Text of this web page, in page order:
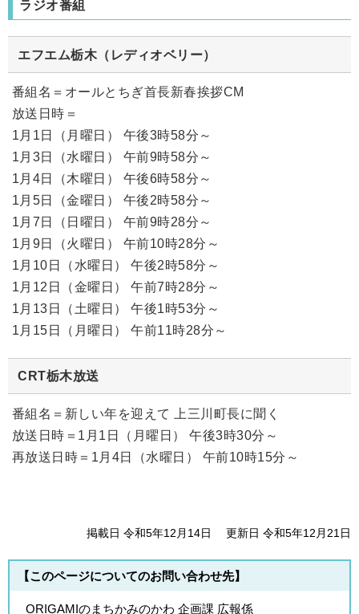
ラジオ番組
エフエム栃木（レディオベリー）
番組名＝オールとちぎ首長新春挨拶CM
放送日時＝
1月1日（月曜日） 午後3時58分～
1月3日（水曜日） 午前9時58分～
1月4日（木曜日） 午後6時58分～
1月5日（金曜日） 午後2時58分～
1月7日（日曜日） 午前9時28分～
1月9日（火曜日） 午前10時28分～
1月10日（水曜日） 午後2時58分～
1月12日（金曜日） 午前7時28分～
1月13日（土曜日） 午後1時53分～
1月15日（月曜日） 午前11時28分～
CRT栃木放送
番組名＝新しい年を迎えて 上三川町長に聞く
放送日時＝1月1日（月曜日） 午後3時30分～
再放送日時＝1月4日（水曜日） 午前10時15分～
掲載日 令和5年12月14日 更新日 令和5年12月21日
【このページについてのお問い合わせ先】
ORIGAMIのまちかみのかわ 企画課 広報係